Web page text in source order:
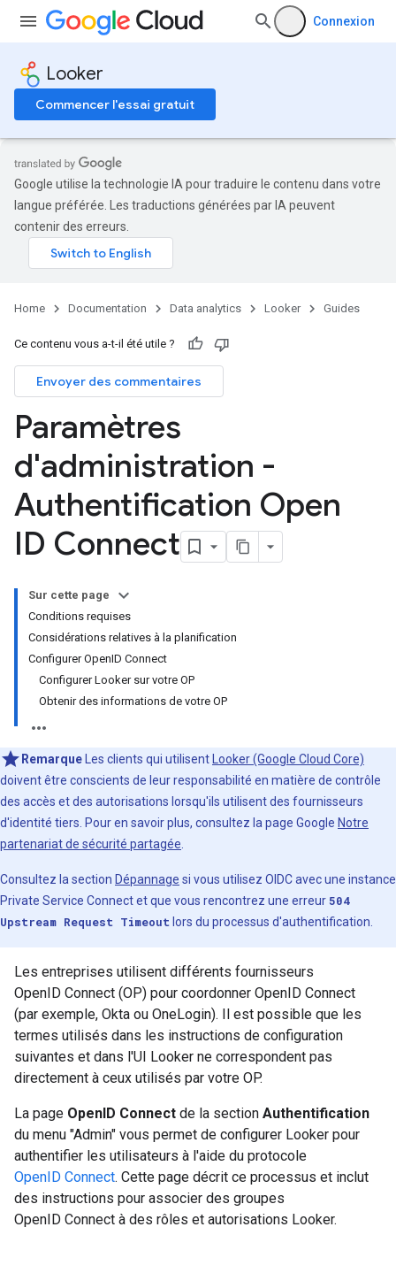
Connexion
Looker
Commencer l'essai gratuit
Google utilise la technologie IA pour traduire le contenu dans votre
langue préférée. Les traductions générées par IA peuvent
contenir des erreurs.
Home Documentation Data analytics Looker Guides
Ce contenu vous a-t-il été utile ?
Envoyer des commentaires
Paramètres
d'administration -
Authentification Open
ID Connect
Sur cette page
Conditions requises
Considérations relatives à la planification
Configurer OpenID Connect
Configurer Looker sur votre OP
Obtenir des informations de votre OP
Remarque Les clients qui utilisent
Looker (Google Cloud Core)
doivent être conscients de leur responsabilité en matière de contrôle
des accès et des autorisations lorsqu'ils utilisent des fournisseurs
d'identité tiers. Pour en savoir plus, consultez la page Google Notre
partenariat de sécurité partagée
Consultez la section Dépannage si vous utilisez OIDC avec une instance
Private Service Connect et que vous rencontrez une erreur504
Upstream Request Timeout lors du processus d'authentification.
Les entreprises utilisent différents fournisseurs
OpenID Connect (OP) pour coordonner OpenID Connect
(par exemple, Okta ou OneLogin). Il est possible que les
termes utilisés dans les instructions de configuration
suivantes et dans l'UI Looker ne correspondent pas
directement à ceux utilisés par votre OP.
La page OpenID Connect de la section Authentification
du menu "Admin" vous permet de configurer Looker pour
authentifier les utilisateurs à l'aide du protocole
OpenID Connect. Cette page décrit ce processus et inclut
des instructions pour associer des groupes
OpenID Connect à des rôles et autorisations Looker.